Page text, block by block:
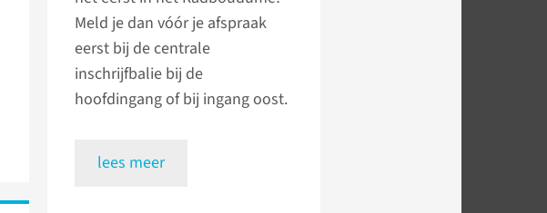
Meld je dan vóór je afspraak
eerst bij de centrale
inschrijfbalie bij de
hoofdingang of bij ingang oost.
lees meer